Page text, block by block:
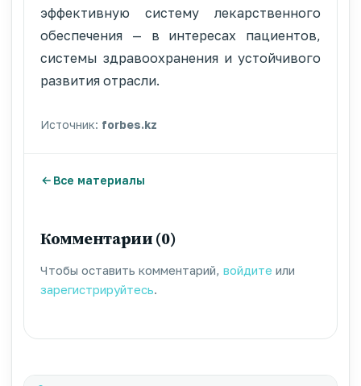
эффективную систему лекарственного
обеспечения — в интересах пациентов,
системы здравоохранения и устойчивого
развития отрасли.
Источник: forbes.kz
Все материалы
Комментарии (0)
Чтобы оставить комментарий, войдите или
зарегистрируйтесь